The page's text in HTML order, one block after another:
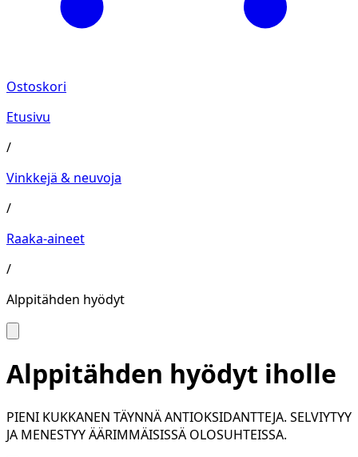
Ostoskori
Etusivu
/
Vinkkejä & neuvoja
/
Raaka-aineet
/
Alppitähden hyödyt
Alppitähden hyödyt iholle
PIENI KUKKANEN TÄYNNÄ ANTIOKSIDANTTEJA. SELVIYTYY
JA MENESTYY ÄÄRIMMÄISISSÄ OLOSUHTEISSA.